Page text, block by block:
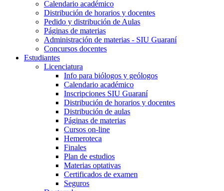
Calendario académico
Distribución de horarios y docentes
Pedido y distribución de Aulas
Páginas de materias
Administración de materias - SIU Guaraní
Concursos docentes
Estudiantes
Licenciatura
Info para biólogos y geólogos
Calendario académico
Inscripciones SIU Guaraní
Distribución de horarios y docentes
Distribución de aulas
Páginas de materias
Cursos on-line
Hemeroteca
Finales
Plan de estudios
Materias optativas
Certificados de examen
Seguros